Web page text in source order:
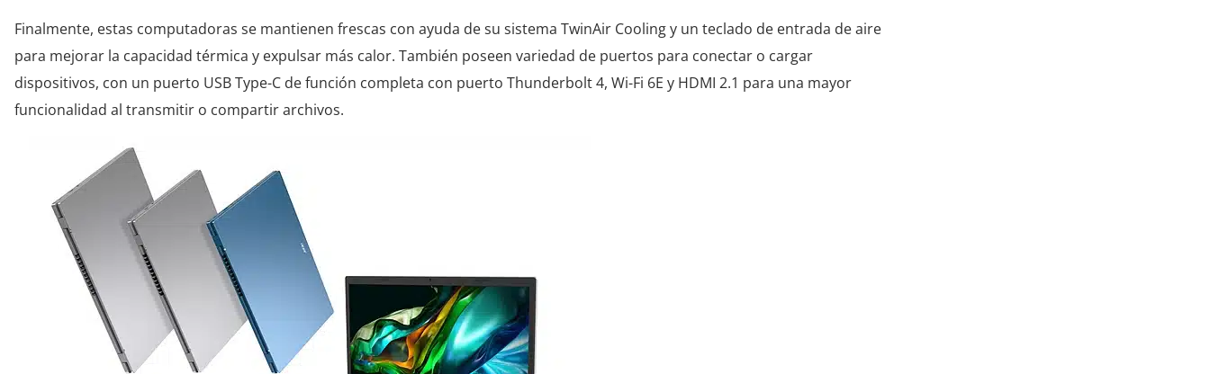
Finalmente, estas computadoras se mantienen frescas con ayuda de su sistema TwinAir Cooling y un teclado de entrada de aire
para mejorar la capacidad térmica y expulsar más calor. También poseen variedad de puertos para conectar o cargar
dispositivos, con un puerto USB Type-C de función completa con puerto Thunderbolt 4, Wi-Fi 6E y HDMI 2.1 para una mayor
funcionalidad al transmitir o compartir archivos.